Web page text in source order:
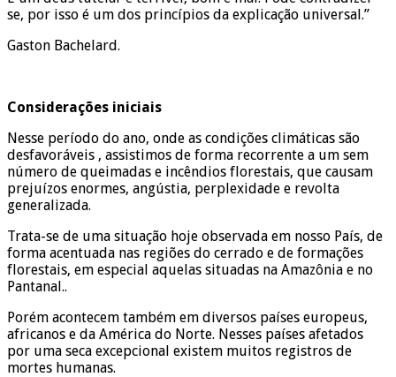
se, por isso é um dos princípios da explicação universal.”
Gaston Bachelard.
Considerações iniciais
Nesse período do ano, onde as condições climáticas são
desfavoráveis , assistimos de forma recorrente a um sem
número de queimadas e incêndios florestais, que causam
prejuízos enormes, angústia, perplexidade e revolta
generalizada.
Trata-se de uma situação hoje observada em nosso País, de
forma acentuada nas regiões do cerrado e de formações
florestais, em especial aquelas situadas na Amazônia e no
Pantanal..
Porém acontecem também em diversos países europeus,
africanos e da América do Norte. Nesses países afetados
por uma seca excepcional existem muitos registros de
mortes humanas.